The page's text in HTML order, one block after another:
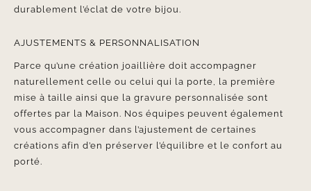
durablement l’éclat de votre bijou.
AJUSTEMENTS & PERSONNALISATION
Parce qu’une création joaillière doit accompagner
naturellement celle ou celui qui la porte, la première
mise à taille ainsi que la gravure personnalisée sont
offertes par la Maison. Nos équipes peuvent également
vous accompagner dans l’ajustement de certaines
créations afin d’en préserver l’équilibre et le confort au
porté.